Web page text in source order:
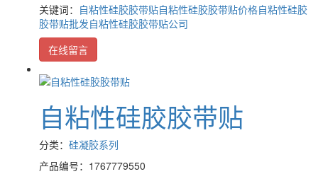
关键词： 自粘性硅胶胶带贴自粘性硅胶胶带贴价格自粘性硅胶
胶带贴批发自粘性硅胶胶带贴公司
在线留言
自粘性硅胶胶带贴
分类： 硅凝胶系列
产品编号：1767779550